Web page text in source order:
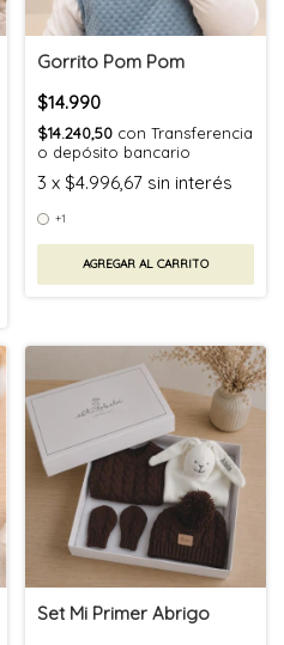
Gorrito Pom Pom
$14.990
$14.240,50 con Transferencia
o depósito bancario
3 x $4.996,67 sin interés
+1
AGREGAR AL CARRITO
Set Mi Primer Abrigo